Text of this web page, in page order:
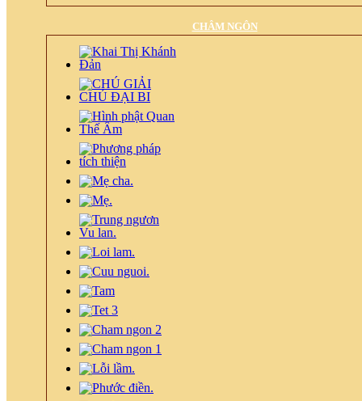
CHÂM NGÔN